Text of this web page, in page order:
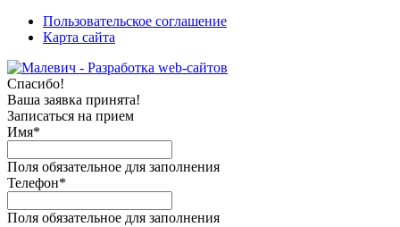
Пользовательское соглашение
Карта сайта
Спасибо!
Ваша заявка принята!
Записаться на прием
Имя*
Поля обязательное для заполнения
Телефон*
Поля обязательное для заполнения